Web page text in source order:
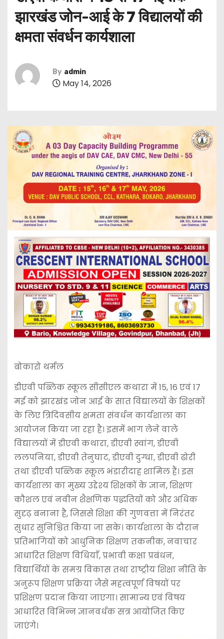
झारखंड जोन-आई के 7 विद्यालयों की
क्षमता संवर्धन कार्यशाला
By admin
May 14, 2026
बोकारो थर्मल
डीएवी पब्लिक स्कूल सीसीएल कथारा में 15, 16 एवं 17
मई को झारखंड जोन आई के सात विद्यालयों के शिक्षकों
के लिए त्रिदिवसीय क्षमता संवर्धन कार्यशाला का
आयोजन किया जा रहा है। इसमें भाग लेने वाले
विद्यालयों में डीएवी कथारा, डीएवी स्वांग, डीएवी
ललपनिया, डीएवी तेनुघाट, डीएवी दुग्धा, डीएवी ढोरी
तथा डीएवी पब्लिक स्कूल भंडारीदाह शामिल हैं। इस
कार्यशाला का मुख्य उद्देश्य शिक्षकों के ज्ञान, शिक्षण
कौशल एवं नवीन शैक्षणिक पद्धतियों को और अधिक
सुदृढ़ बनाना है, जिससे शिक्षा की गुणवत्ता में निरंतर
सुधार सुनिश्चित किया जा सके। कार्यशाला के दौरान
प्रतिभागियों को आधुनिक शिक्षण तकनीक, नवाचार
आधारित शिक्षण विधियाँ, प्रभावी कक्षा प्रबंधन,
विद्यार्थियों के समग्र विकास तथा राष्ट्रीय शिक्षा नीति के
अनुरूप शिक्षण प्रक्रिया जैसे महत्वपूर्ण विषयों पर
प्रशिक्षण प्रदान किया जाएगा। सामान्य एवं विषय
आधारित विभिन्न ज्ञानवर्धक सत्र आयोजित किए
जाएंगे।